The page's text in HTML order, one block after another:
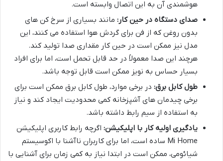
هوشمندی آن به این اتصال وابسته است.
صدای دستگاه در حین کار: مانند بسیاری از سرخ کن های
بدون روغن که از فن برای گردش هوا استفاده می کنند، این
مدل نیز ممکن است در حین کار مقداری صدا تولید کند.
هرچند این صدا معمولاً در حد قابل تحمل است، اما برای افراد
بسیار حساس به نویز ممکن است قابل توجه باشد.
طول کابل برق: در برخی موارد، طول کابل برق ممکن است برای
برخی چیدمان های آشپزخانه کمی محدودیت ایجاد کند و نیاز
به استفاده از سیم رابط داشته باشد.
یادگیری اولیه کار با اپلیکیشن: اگرچه رابط کاربری اپلیکیشن
Mi Home ساده است، اما برای کاربران ناآشنا با اکوسیستم
شیائومی، ممکن است در ابتدا نیاز به کمی زمان برای آشنایی با